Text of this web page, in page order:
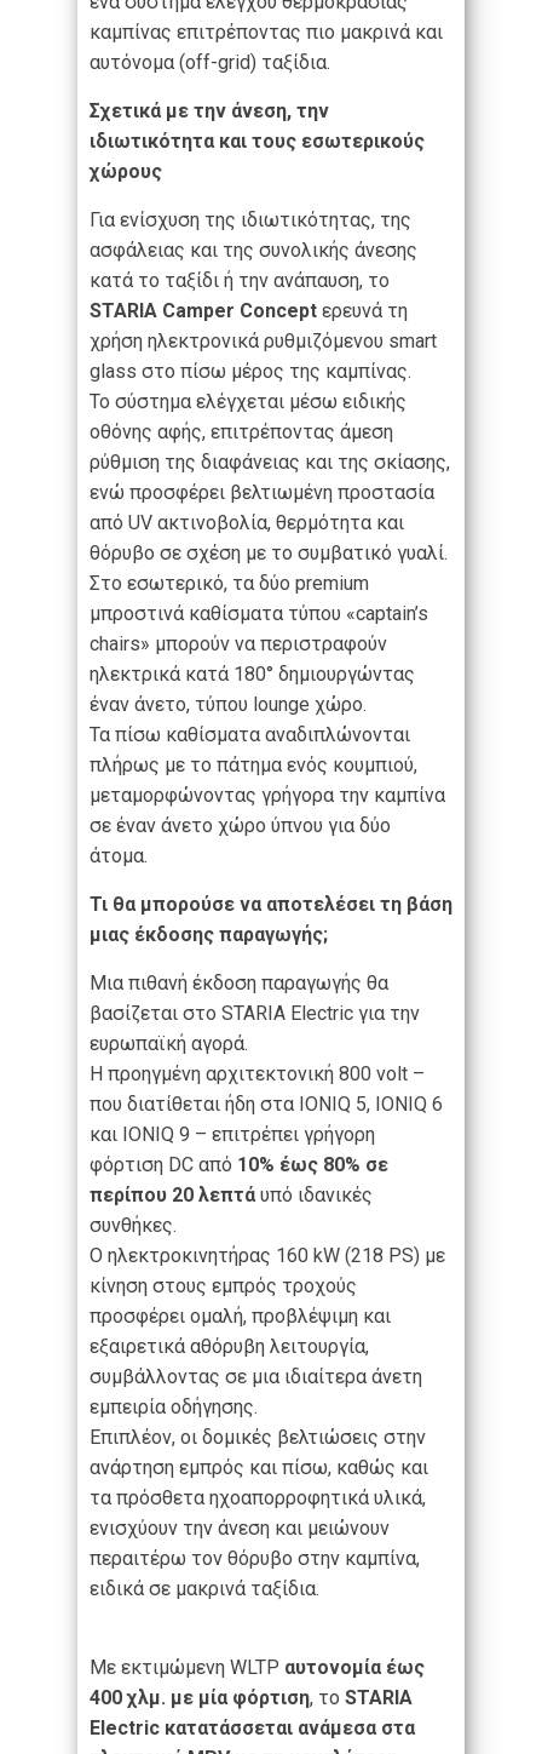
καμπίνας επιτρέποντας πιο μακρινά και
αυτόνομα (off-grid) ταξίδια.
Σχετικά με την άνεση, την
ιδιωτικότητα και τους εσωτερικούς
χώρους
Για ενίσχυση της ιδιωτικότητας, της
ασφάλειας και της συνολικής άνεσης
κατά το ταξίδι ή την ανάπαυση, το
STARIA Camper Concept ερευνά τη
χρήση ηλεκτρονικά ρυθμιζόμενου smart
glass στο πίσω μέρος της καμπίνας.
Το σύστημα ελέγχεται μέσω ειδικής
οθόνης αφής, επιτρέποντας άμεση
ρύθμιση της διαφάνειας και της σκίασης,
ενώ προσφέρει βελτιωμένη προστασία
από UV ακτινοβολία, θερμότητα και
θόρυβο σε σχέση με το συμβατικό γυαλί.
Στο εσωτερικό, τα δύο premium
μπροστινά καθίσματα τύπου «captain’s
chairs» μπορούν να περιστραφούν
ηλεκτρικά κατά 180° δημιουργώντας
έναν άνετο, τύπου lounge χώρο.
Τα πίσω καθίσματα αναδιπλώνονται
πλήρως με το πάτημα ενός κουμπιού,
μεταμορφώνοντας γρήγορα την καμπίνα
σε έναν άνετο χώρο ύπνου για δύο
άτομα.
Τι θα μπορούσε να αποτελέσει τη βάση
μιας έκδοσης παραγωγής;
Μια πιθανή έκδοση παραγωγής θα
βασίζεται στο STARIA Electric για την
ευρωπαϊκή αγορά.
Η προηγμένη αρχιτεκτονική 800 volt –
που διατίθεται ήδη στα IONIQ 5, IONIQ 6
και IONIQ 9 – επιτρέπει γρήγορη
φόρτιση DC από 10% έως 80% σε
περίπου 20 λεπτά υπό ιδανικές
συνθήκες.
Ο ηλεκτροκινητήρας 160 kW (218 PS) με
κίνηση στους εμπρός τροχούς
προσφέρει ομαλή, προβλέψιμη και
εξαιρετικά αθόρυβη λειτουργία,
συμβάλλοντας σε μια ιδιαίτερα άνετη
εμπειρία οδήγησης.
Επιπλέον, οι δομικές βελτιώσεις στην
ανάρτηση εμπρός και πίσω, καθώς και
τα πρόσθετα ηχοαπορροφητικά υλικά,
ενισχύουν την άνεση και μειώνουν
περαιτέρω τον θόρυβο στην καμπίνα,
ειδικά σε μακρινά ταξίδια.
Με εκτιμώμενη WLTP αυτονομία έως
400 χλμ. με μία φόρτιση, το STARIA
Electric κατατάσσεται ανάμεσα στα